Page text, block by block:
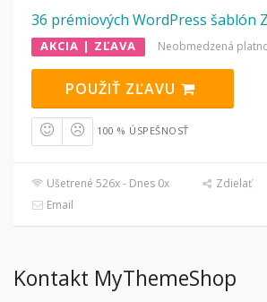
36 prémiových WordPress šablón
AKCIA | ZĽAVA Neobmedzená
POUŽIŤ ZĽAVU
100 % ÚSPEŠNOSŤ
Ušetrené 526x - Dnes 0x
Zdielať
Email
Kontakt MyThemeShop